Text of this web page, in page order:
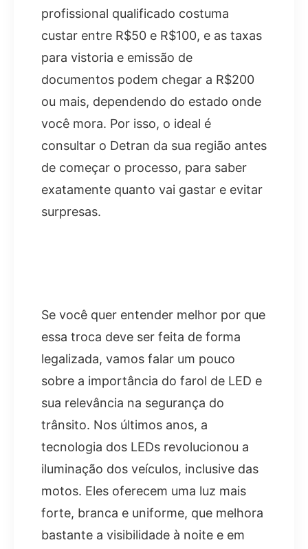
profissional qualificado costuma
custar entre R$50 e R$100, e as taxas
para vistoria e emissão de
documentos podem chegar a R$200
ou mais, dependendo do estado onde
você mora. Por isso, o ideal é
consultar o Detran da sua região antes
de começar o processo, para saber
exatamente quanto vai gastar e evitar
surpresas.
Se você quer entender melhor por que
essa troca deve ser feita de forma
legalizada, vamos falar um pouco
sobre a importância do farol de LED e
sua relevância na segurança do
trânsito. Nos últimos anos, a
tecnologia dos LEDs revolucionou a
iluminação dos veículos, inclusive das
motos. Eles oferecem uma luz mais
forte, branca e uniforme, que melhora
bastante a visibilidade à noite e em